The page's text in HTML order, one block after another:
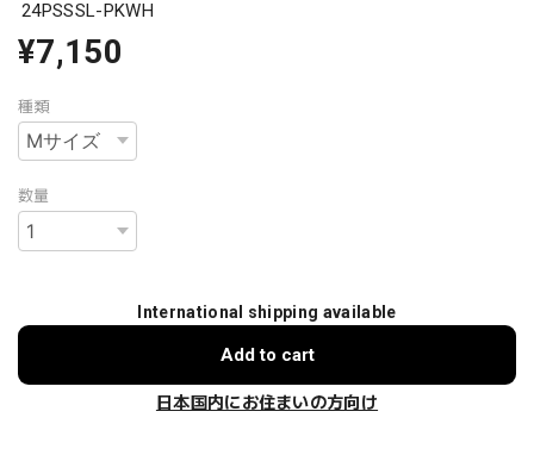
24PSSSL-PKWH
¥7,150
種類
数量
International shipping available
Add to cart
日本国内にお住まいの方向け